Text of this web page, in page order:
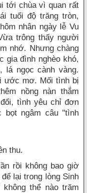
tới chùa vì quan rất
tuổi độ trăng tròn,
nhân ngày lễ Vu
trông thấy người
nhớ. Nhưng chàng
gia đình nghèo khó,
lá ngọc cành vàng.
ước mơ. Mối tình bị
nồng nàn thắm
tình yêu chỉ đơn
bọt ngâm câu "tình
thu.
rồi không bao giờ
lại trong lòng Sinh
thể nào trăm